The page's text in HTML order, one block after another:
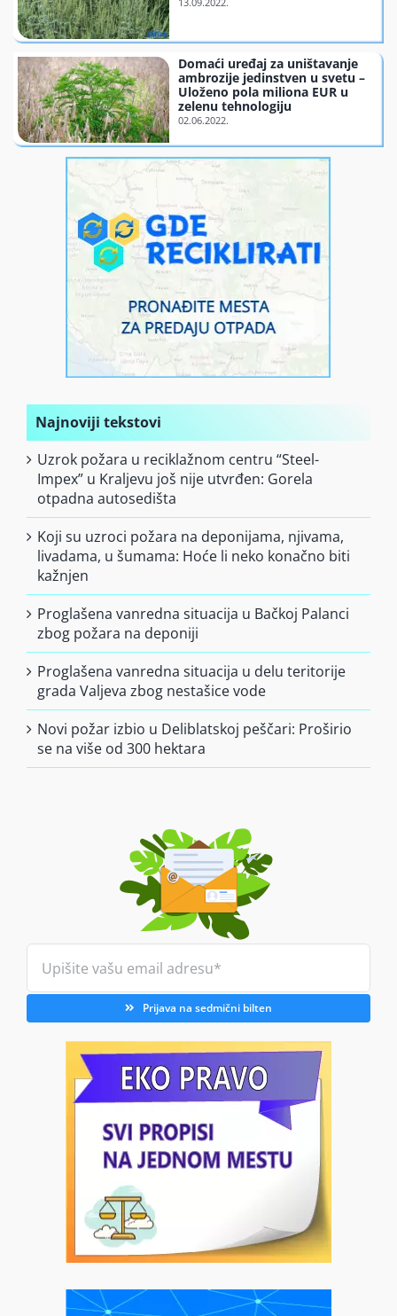
Finansiranje
O nama
Domaći uređaj za uništavanje
ambrozije jedinstven u svetu –
Uloženo pola miliona EUR u
zelenu tehnologiju
Najnoviji tekstovi
Uzrok požara u reciklažnom centru “Steel-
Impex” u Kraljevu još nije utvrđen: Gorela
otpadna autosedišta
Koji su uzroci požara na deponijama, njivama,
livadama, u šumama: Hoće li neko konačno biti
kažnjen
Proglašena vanredna situacija u Bačkoj Palanci
zbog požara na deponiji
Proglašena vanredna situacija u delu teritorije
grada Valjeva zbog nestašice vode
Novi požar izbio u Deliblatskoj peščari: Proširio
se na više od 300 hektara
Prijava na sedmični bilten